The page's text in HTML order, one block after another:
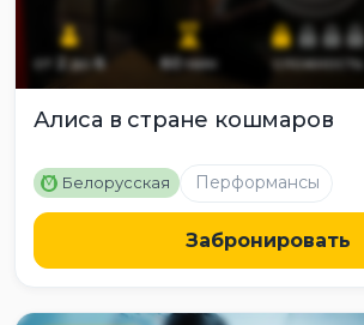
от 2до6 60мин сложность
Алиса в стране кошмаров
M Белорусская Перформансы
Забронировать